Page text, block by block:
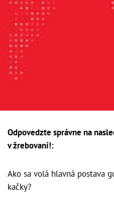
Odpovedzte správne na
v žrebovaní!:
Ako sa volá hlavná postava
kačky?